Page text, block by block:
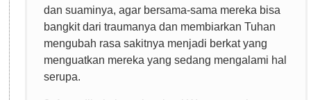
dan suaminya, agar bersama-sama mereka bisa
bangkit dari traumanya dan membiarkan Tuhan
mengubah rasa sakitnya menjadi berkat yang
menguatkan mereka yang sedang mengalami hal
serupa.